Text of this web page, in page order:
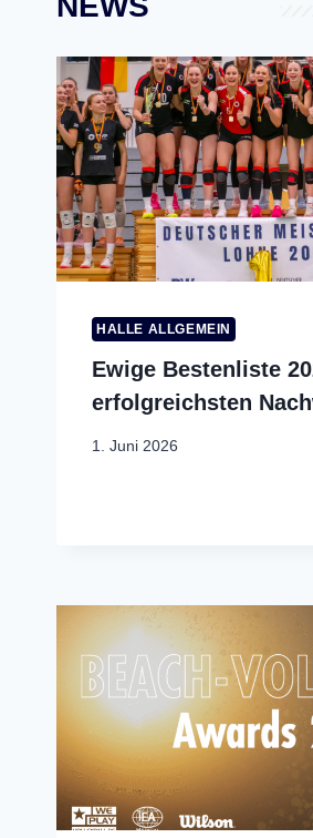
HALLE ALLGEMEIN
Ewige Bestenliste
erfolgreichsten
1. Juni 2026